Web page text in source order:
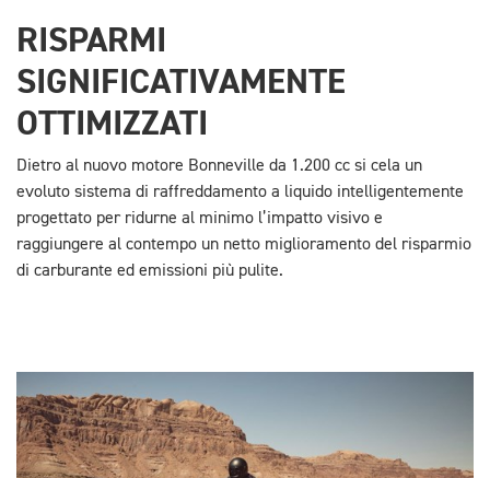
RISPARMI
SIGNIFICATIVAMENTE
OTTIMIZZATI
Dietro al nuovo motore Bonneville da 1.200 cc si cela un
evoluto sistema di raffreddamento a liquido intelligentemente
progettato per ridurne al minimo l’impatto visivo e
raggiungere al contempo un netto miglioramento del risparmio
di carburante ed emissioni più pulite.